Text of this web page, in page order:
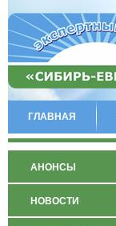
ГЛАВНАЯ
АНОНСЫ
НОВОСТИ